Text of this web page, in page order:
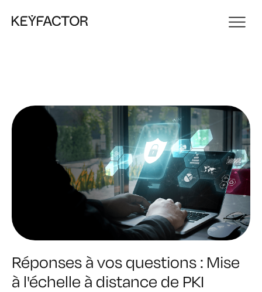
Réponses à vos questions : Mise
à l'échelle à distance de PKI